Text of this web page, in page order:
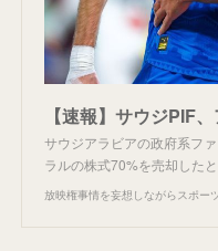
【速報】サウジPIF
サウジアラビアの政府系フ
ラルの株式70%を売却した
放映権事情を妄想しながらスポー